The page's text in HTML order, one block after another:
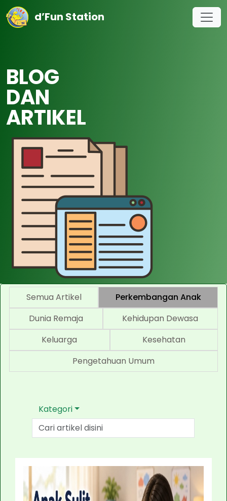
d’Fun Station
BLOG
DAN
ARTIKEL
Semua Artikel
Perkembangan Anak
Dunia Remaja
Kehidupan Dewasa
Keluarga
Kesehatan
Pengetahuan Umum
Kategori